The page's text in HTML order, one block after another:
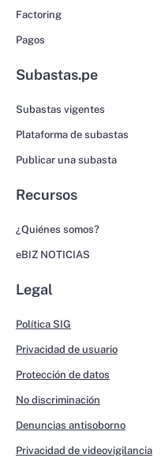
Factoring
Pagos
Subastas.pe
Subastas vigentes
Plataforma de subastas
Publicar una subasta
Recursos
¿Quiénes somos?
eBIZ NOTICIAS
Legal
Política SIG
Privacidad de usuario
Protección de datos
No discriminación
Denuncias antisoborno
Privacidad de videovigilancia